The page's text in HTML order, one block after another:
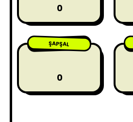
0
ŞAPŞAL
0